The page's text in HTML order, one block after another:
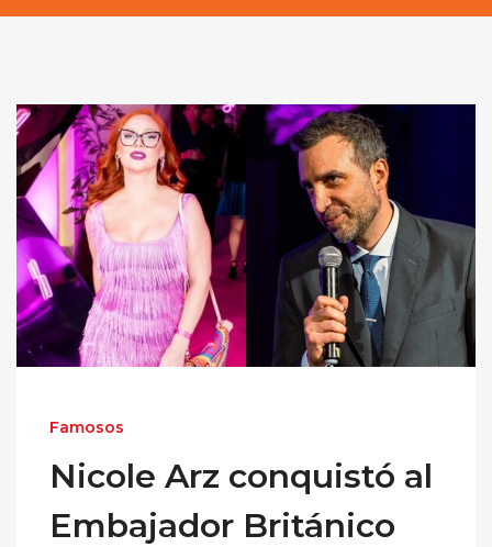
Famosos
Nicole Arz conquistó al
Embajador Británico